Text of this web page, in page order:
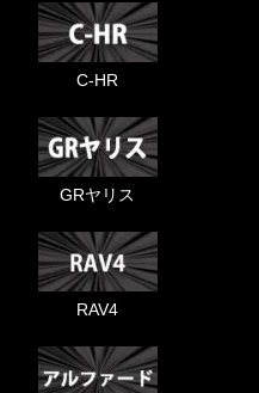
C-HR
GRヤリス
RAV4